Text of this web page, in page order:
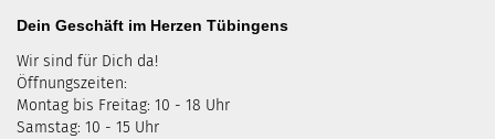
Dein Geschäft im Herzen Tübingens
Wir sind für Dich da!
Öffnungszeiten:
Montag bis Freitag: 10 - 18 Uhr
Samstag: 10 - 15 Uhr